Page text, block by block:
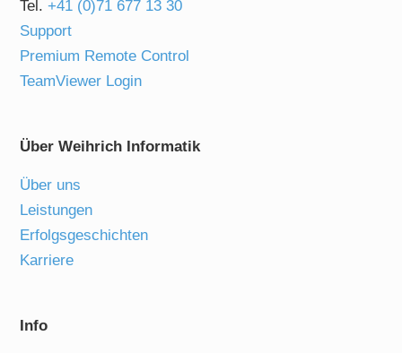
Tel.+41 (0)71 677 13 30
Support
Premium Remote Control
TeamViewer Login
Über Weihrich Informatik
Über uns
Leistungen
Erfolgsgeschichten
Karriere
Info